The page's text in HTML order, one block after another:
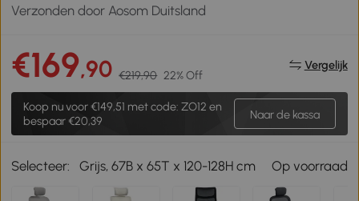
Verzonden door Aosom Duitsland
€169,90 €219,90 22% Off
Vergelijk
Koop nu voor €149,51 met code: ZO12 en
bespaar €20,39
Naar de kassa
Selecteer: Grijs, 67B x 65T x 120-128H cm Op voorraad